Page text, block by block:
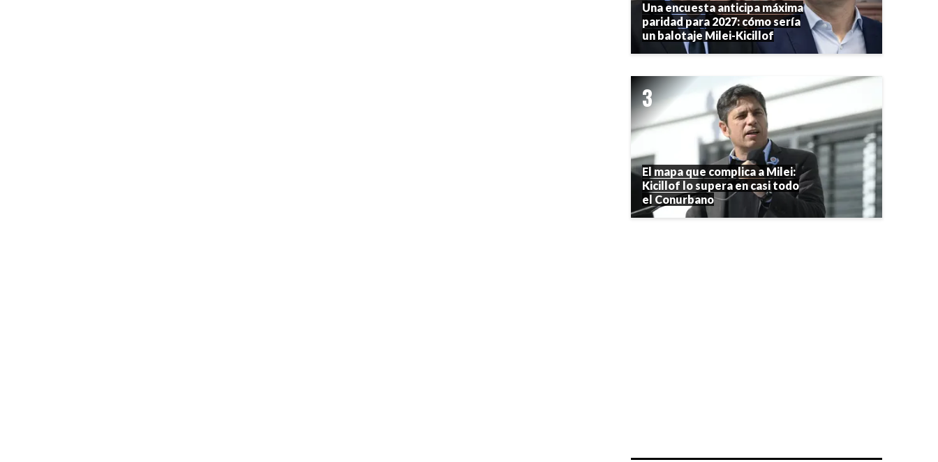
Una encuesta anticipa máxima
paridad para 2027: cómo sería
un balotaje Milei-Kicillof
El mapa que complica a Milei:
Kicillof lo supera en casi todo
el Conurbano